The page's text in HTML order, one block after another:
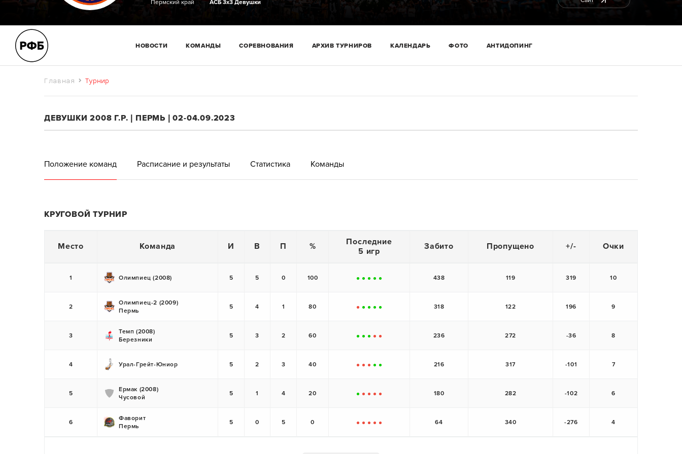
Пермский край
АСБ 3х3 Девушки
НОВОСТИ КОМАНДЫ СОРЕВНОВАНИЯ АРХИВ ТУРНИРОВ КАЛЕНДАРЬ ФОТО АНТИДОПИНГ
Главная Турнир
ДЕВУШКИ 2008 Г.Р. | ПЕРМЬ | 02-04.09.2023
Положение команд Расписание и результаты Статистика Команды
КРУГОВОЙ ТУРНИР
Место Команда И В П %
Последние
5 игр
Забито Пропущено +/- Очки
1 Олимпиец (2008) 5 5 0 100
+ + + + +
438 119 319 10
2
Олимпиец-2 (2009)
Пермь
5 4 1 80
- + + + +
318 122 196 9
3
Темп (2008)
Березники
5 3 2 60
+ + + - -
236 272 -36 8
4 Урал-Грейт-Юниор 5 2 3 40
- - - + +
216 317 -101 7
5
Ермак (2008)
Чусовой
5 1 4 20
+ - - - -
180 282 -102 6
6
Фаворит
Пермь
5 0 5 0
- - - - -
64 340 -276 4